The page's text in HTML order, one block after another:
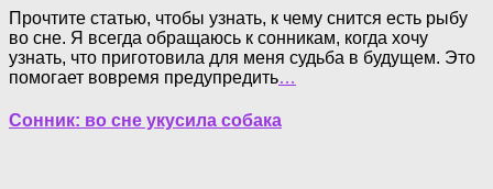
Прочтите статью, чтобы узнать, к чему снится есть рыбу
во сне. Я всегда обращаюсь к сонникам, когда хочу
узнать, что приготовила для меня судьба в будущем. Это
помогает вовремя предупредить…
Сонник: во сне укусила собака